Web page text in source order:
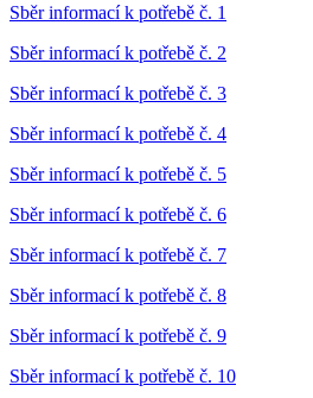
Sběr informací k potřebě č. 1
Sběr informací k potřebě č. 2
Sběr informací k potřebě č. 3
Sběr informací k potřebě č. 4
Sběr informací k potřebě č. 5
Sběr informací k potřebě č. 6
Sběr informací k potřebě č. 7
Sběr informací k potřebě č. 8
Sběr informací k potřebě č. 9
Sběr informací k potřebě č. 10